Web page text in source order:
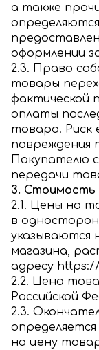
а также
оформлении
2.3. Право
товары
фактической
оплаты
товара. Риск
повреждения
Покупателю
передачи
3. Стоимость
2.1. Цены на
в
указываются
магазина,
адресу
2.2. Цена
Российской
2.3.
на цену